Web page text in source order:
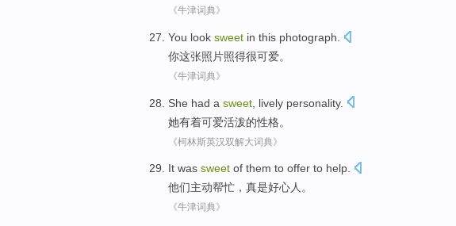
《牛津词典》
You look sweet in this photograph
你这张照片照得很可爱。
《牛津词典》
She had a sweet lively personality.
她有着可爱活泼的性格。
《柯林斯英汉双解大词典》
It was sweet of them to offer to help.
他们主动帮忙 ， 真是好心人。
《牛津词典》